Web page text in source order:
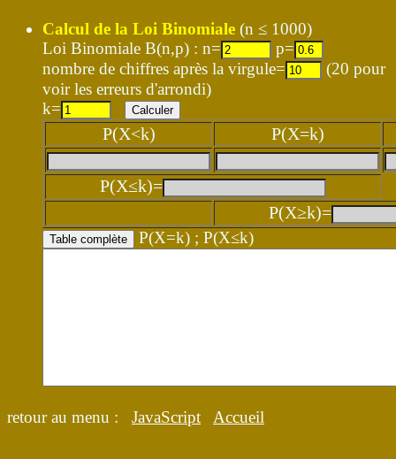
Calcul de la Loi Binomiale (n ≤ 1000)
Loi Binomiale B(n,p) : n=
p=
nombre de chiffres après la virgule=
(20 pour
voir les erreurs d'arrondi)
k=
P(X<k) P(X=k)
P(X≤k)=
P(X≥k)=
P(X=k) ; P(X≤k)
retour au menu : JavaScript Accueil